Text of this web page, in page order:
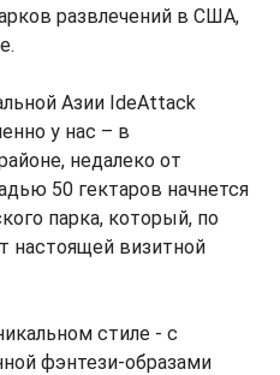
развлечений в США,
Азии IdeAttack
у нас – в
недалеко от
50 гектаров начнется
парка, который, по
настоящей визитной
стиле - с
фэнтези-образами